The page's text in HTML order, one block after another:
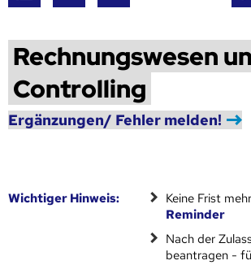
Rechnungswesen
Controlling
Ergänzungen/ Fehler melden!
Wich­ti­ger Hin­weis: Keine Frist
Reminder
Nach der
beantragen -